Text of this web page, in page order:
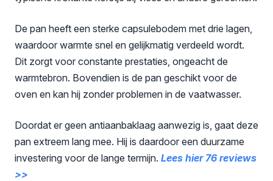
De pan heeft een sterke capsulebodem met drie lagen,
waardoor warmte snel en gelijkmatig verdeeld wordt.
Dit zorgt voor constante prestaties, ongeacht de
warmtebron. Bovendien is de pan geschikt voor de
oven en kan hij zonder problemen in de vaatwasser.
Doordat er geen antiaanbaklaag aanwezig is, gaat deze
pan extreem lang mee. Hij is daardoor een duurzame
investering voor de lange termijn. Lees hier 76 reviews
>>